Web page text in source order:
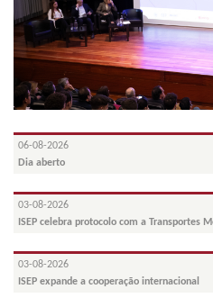
06-08-2026
Dia aberto
03-08-2026
ISEP celebra protocolo com a Transportes
03-08-2026
ISEP expande a cooperação internacional